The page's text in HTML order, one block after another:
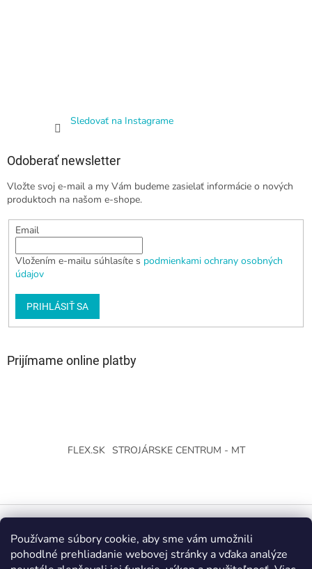
Používame súbory cookie, aby sme vám umožnili
pohodlné prehliadanie webovej stránky a vďaka analýze
Sledovať na Instagrame
Odoberať newsletter
Vložte svoj e-mail a my Vám budeme zasielať informácie o nových
produktoch na našom e-shope.
Email
Vložením e-mailu súhlasíte s podmienkami ochrany osobných
údajov
PRIHLÁSIŤ SA
Prijímame online platby
FLEX.SK STROJÁRSKE CENTRUM - MT
Vytvoril Shoptet